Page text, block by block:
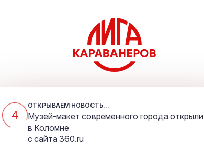
4
ОТКРЫВАЕМ НОВОСТЬ...
Музей-макет современного города открыли
в Коломне
с сайта 360.ru